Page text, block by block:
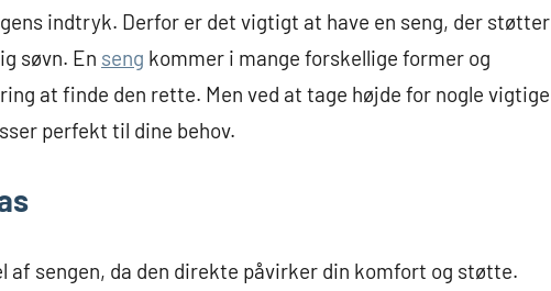
indtryk. Derfor er det vigtigt at have en seng, der støtter
søvn. En seng kommer i mange forskellige former og
at finde den rette. Men ved at tage højde for nogle vigtige
perfekt til dine behov.
af sengen, da den direkte påvirker din komfort og støtte.